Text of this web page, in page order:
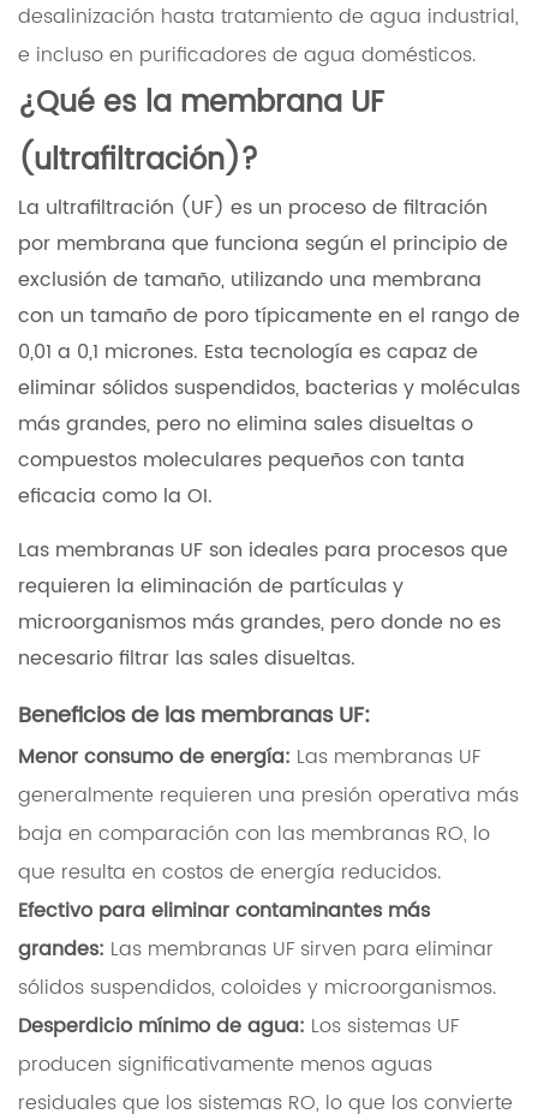
desalinización hasta tratamiento de agua industrial,
e incluso en purificadores de agua domésticos.
¿Qué es la membrana UF
(ultrafiltración)?
La ultrafiltración (UF) es un proceso de filtración
por membrana que funciona según el principio de
exclusión de tamaño, utilizando una membrana
con un tamaño de poro típicamente en el rango de
0,01 a 0,1 micrones. Esta tecnología es capaz de
eliminar sólidos suspendidos, bacterias y moléculas
más grandes, pero no elimina sales disueltas o
compuestos moleculares pequeños con tanta
eficacia como la OI.
Las membranas UF son ideales para procesos que
requieren la eliminación de partículas y
microorganismos más grandes, pero donde no es
necesario filtrar las sales disueltas.
Beneficios de las membranas UF:
Menor consumo de energía: Las membranas UF
generalmente requieren una presión operativa más
baja en comparación con las membranas RO, lo
que resulta en costos de energía reducidos.
Efectivo para eliminar contaminantes más
grandes: Las membranas UF sirven para eliminar
sólidos suspendidos, coloides y microorganismos.
Desperdicio mínimo de agua: Los sistemas UF
producen significativamente menos aguas
residuales que los sistemas RO, lo que los convierte